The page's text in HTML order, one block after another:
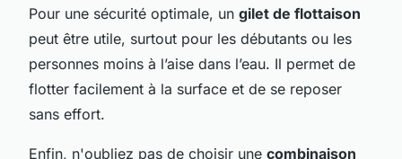
Pour une sécurité optimale, un gilet de flottaison
peut être utile, surtout pour les débutants ou les
personnes moins à l’aise dans l’eau. Il permet de
flotter facilement à la surface et de se reposer
sans effort.
Enfin, n'oubliez pas de choisir une combinaison